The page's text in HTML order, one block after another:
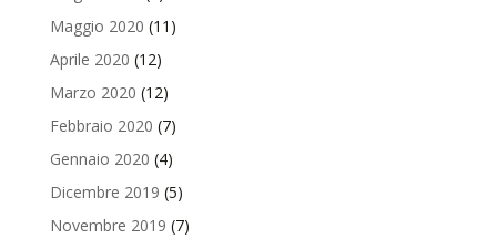
Maggio 2020 (11)
Aprile 2020 (12)
Marzo 2020 (12)
Febbraio 2020 (7)
Gennaio 2020 (4)
Dicembre 2019 (5)
Novembre 2019 (7)